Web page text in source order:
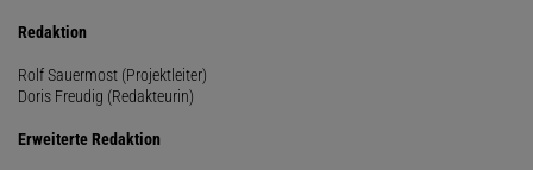
Redaktion
Rolf Sauermost (Projektleiter)
Doris Freudig (Redakteurin)
Erweiterte Redaktion